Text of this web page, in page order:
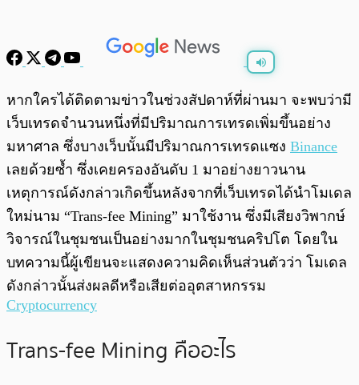
พร้อมเล่น
หากใครได้ติดตามข่าวในช่วงสัปดาห์ที่ผ่านมา จะพบว่ามี
เว็บเทรดจำนวนหนึ่งที่มีปริมาณการเทรดเพิ่มขึ้นอย่าง
มหาศาล ซึ่งบางเว็บนั้นมีปริมาณการเทรดแซง Binance
เลยด้วยซ้ำ ซึ่งเคยครองอันดับ 1 มาอย่างยาวนาน
เหตุการณ์ดังกล่าวเกิดขึ้นหลังจากที่เว็บเทรดได้นำโมเดล
ใหม่นาม “Trans-fee Mining” มาใช้งาน ซึ่งมีเสียงวิพากษ์
วิจารณ์ในชุมชนเป็นอย่างมากในชุมชนคริปโต โดยใน
บทความนี้ผู้เขียนจะแสดงความคิดเห็นส่วนตัวว่า โมเดล
ดังกล่าวนั้นส่งผลดีหรือเสียต่ออุตสาหกรรม
Cryptocurrency
Trans-fee Mining คืออะไร